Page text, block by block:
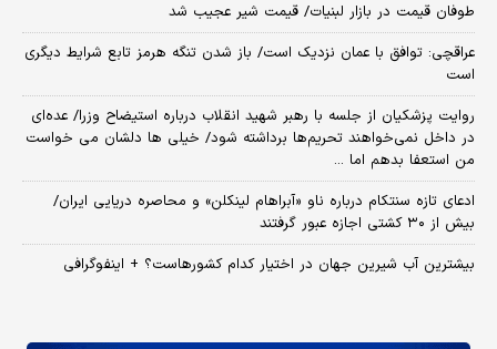
طوفان قیمت در بازار لبنیات/ قیمت شیر عجیب شد
عراقچی: توافق با عمان نزدیک است/ باز شدن تنگه هرمز تابع شرایط دیگری
است
روایت پزشکیان از جلسه با رهبر شهید انقلاب درباره استیضاح وزرا/ عده‌ای
در داخل نمی‌خواهند تحریم‌ها برداشته شود/ خیلی ها دلشان می خواست
من استعفا بدهم اما ...
ادعای تازه سنتکام درباره ناو «آبراهام لینکلن» و محاصره دریایی ایران/
بیش از ۳۰ کشتی اجازه عبور گرفتند
بیشترین آب شیرین جهان در اختیار کدام کشورهاست؟ + اینفوگرافی